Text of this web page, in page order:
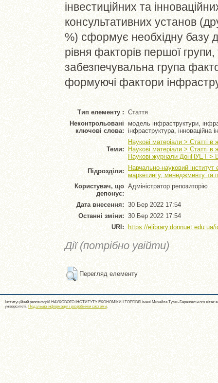
інвестиційних та
консультативних установ
%) сформує необхідну базу
рівня факторів першої
забезпечувальна група
формуючі фактори
Тип елементу : Стаття
Неконтрольовані
ключові слова:
модель інфраструктури,
інфраструктура, інноваційна
Теми:
Наукові матеріали > Статті
Наукові матеріали > Статті в
Наукові журнали ДонНУЕТ >
Підрозділи:
Навчально-науковий
маркетингу, менеджменту та
Користувач, що
депонує:
Адміністратор репозиторію
Дата внесення: 30 Бер 2022 17:54
Останні зміни: 30 Бер 2022 17:54
URI:
https://elibrary.donnuet.edu.ua/
Дії (потрібно увійти)
Перегляд елементу
Інституційний репозиторій НАУКОВОГО ІНСТИТУТУ ЕКОНОМІКИ І ТОРГІВЛІ імені Михайла Туган-Барановського вітає
університеті. Подальша інформація і розробники системи